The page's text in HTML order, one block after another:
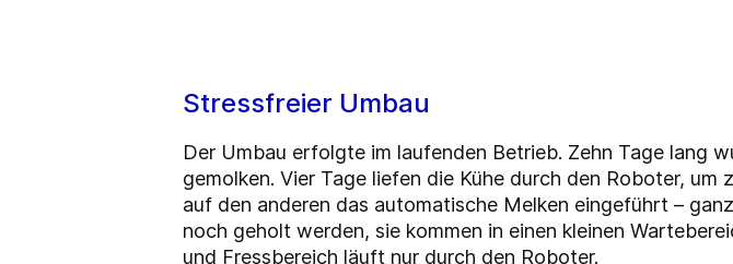
Stressfreier Umbau
Der Umbau erfolgte im laufenden Betrieb. Zehn Tage lang
gemolken. Vier Tage liefen die Kühe durch den Roboter,
auf den anderen das automatische Melken eingeführt –
noch geholt werden, sie kommen in einen kleinen
und Fressbereich läuft nur durch den Roboter.